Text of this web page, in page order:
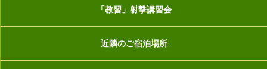
「教習」射撃講習会
近隣のご宿泊場所